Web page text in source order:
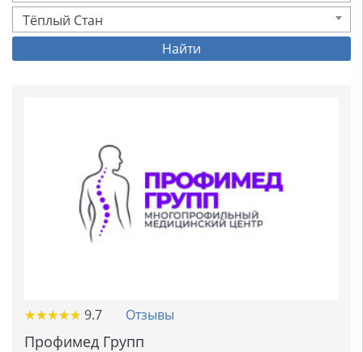
Тёплый Стан
Найти
★★★★★
★★★★★ 9.7 Отзывы
Профимед Групп